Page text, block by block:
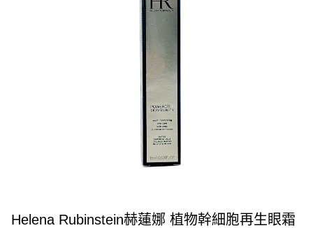
Helena Rubinstein赫蓮娜 植物幹細胞再生眼霜